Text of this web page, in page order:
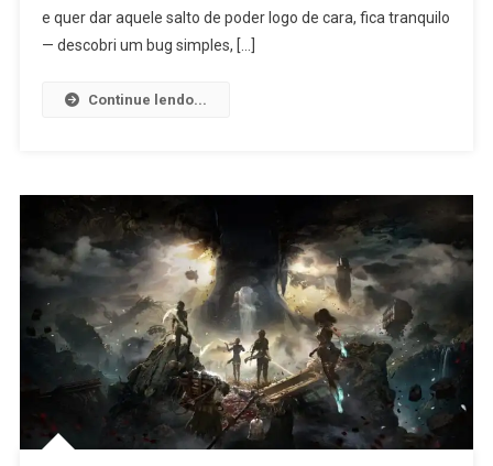
e quer dar aquele salto de poder logo de cara, fica tranquilo
— descobri um bug simples, […]
Continue lendo...